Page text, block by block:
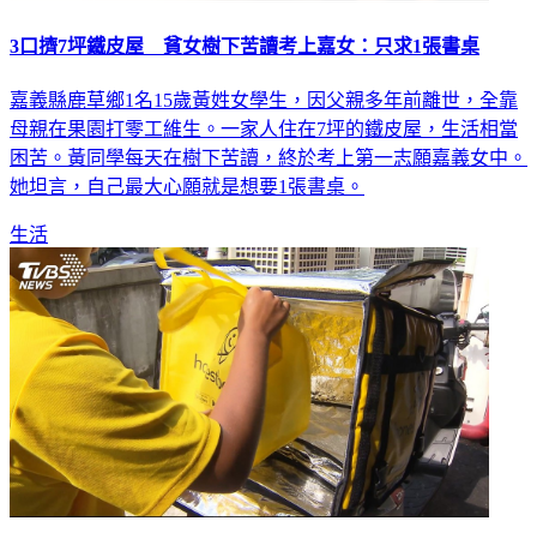
3口擠7坪鐵皮屋 貧女樹下苦讀考上嘉女：只求1張書桌
嘉義縣鹿草鄉1名15歲黃姓女學生，因父親多年前離世，全靠
母親在果園打零工維生。一家人住在7坪的鐵皮屋，生活相當
困苦。黃同學每天在樹下苦讀，終於考上第一志願嘉義女中。
她坦言，自己最大心願就是想要1張書桌。
生活